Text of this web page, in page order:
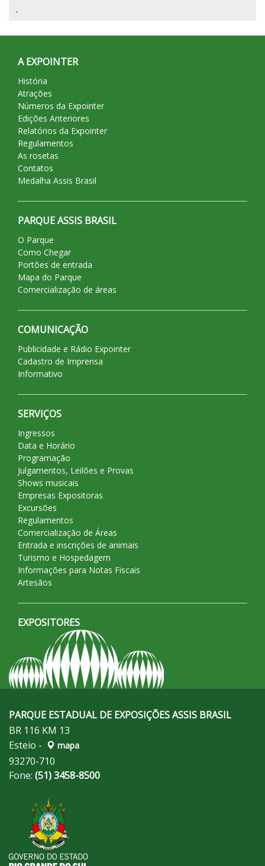
-
A EXPOINTER
História
Atrações
Números da Expointer
Edições Anteriores
Relatórios da Expointer
Regulamentos
As rosetas
Contatos
Medalha Assis Brasil
PARQUE ASSIS BRASIL
O Parque
Como Chegar
Portões de entrada
Mapa do Parque
Comercialização de áreas
COMUNICAÇÃO
Publicidade e Rádio Expointer
Cadastro de Imprensa
Informativo
SERVIÇOS
Ingressos
Data e Horário
Programação
Julgamentos, Leilões e Provas
Shows musicais
Empresas Expositoras
Excursões
Regulamentos
Comercialização de Áreas
Entrada e inscrições de animais
Turismo e Hospedagem
Informações para Notas Fiscais
Artesãos
EXPOSITORES
PARQUE ESTADUAL DE EXPOSIÇÕES ASSIS BRASIL
BR 116 KM 13
Esteio -
mapa
93270-710
Fone: (51) 3458-8500